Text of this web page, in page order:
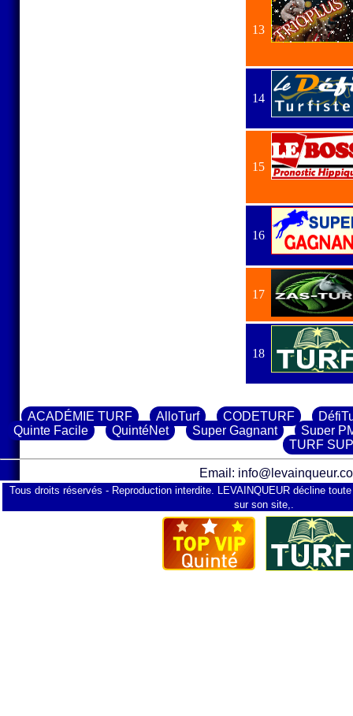
13
14
15
16
17
18
ACADÉMIE TURF AlloTurf CODETURF
Quinte Facile
QuintéNet Super Gagnant
Super
TURF
Email:
Tous droits réservés - Reproduction interdite. LEVAINQUEUR décline
sur son site,.